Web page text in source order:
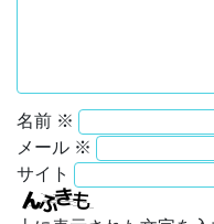
名前 ※
メール ※
サイト